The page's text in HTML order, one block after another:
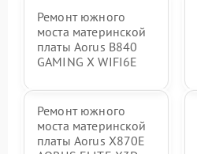
Ремонт южного
моста материнской
платы Aorus B840
GAMING X WIFI6E
Ремонт южного
моста материнской
платы Aorus X870E